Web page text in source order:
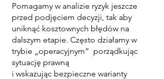
Pomagamy w analizie ryzyk jeszcze
przed podjęciem decyzji, tak aby
uniknąć kosztownych błędów na
dalszym etapie. Często działamy w
trybie „operacyjnym” porządkując
sytuację prawną
i wskazując bezpieczne warianty